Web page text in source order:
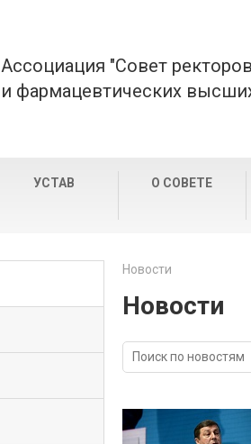
Ассоциация "Совет
и фармацевтических
УСТАВ О СОВЕТЕ
Новости
Новости